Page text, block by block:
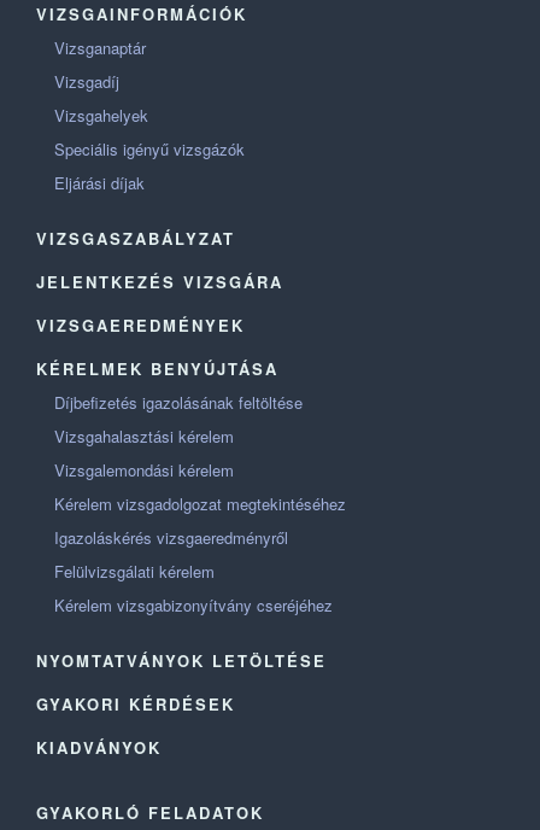
VIZSGAINFORMÁCIÓK
Vizsganaptár
Vizsgadíj
Vizsgahelyek
Speciális igényű vizsgázók
Eljárási díjak
VIZSGASZABÁLYZAT
JELENTKEZÉS VIZSGÁRA
VIZSGAEREDMÉNYEK
KÉRELMEK BENYÚJTÁSA
Díjbefizetés igazolásának feltöltése
Vizsgahalasztási kérelem
Vizsgalemondási kérelem
Kérelem vizsgadolgozat megtekintéséhez
Igazoláskérés vizsgaeredményről
Felülvizsgálati kérelem
Kérelem vizsgabizonyítvány cseréjéhez
NYOMTATVÁNYOK LETÖLTÉSE
GYAKORI KÉRDÉSEK
KIADVÁNYOK
GYAKORLÓ FELADATOK